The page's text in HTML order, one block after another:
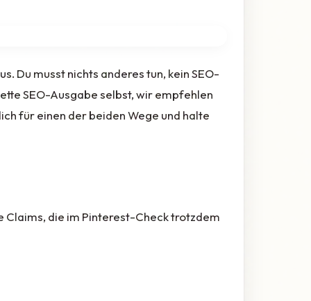
Du musst nichts anderes tun, kein SEO-
SEO-Ausgabe selbst, wir empfehlen
für einen der beiden Wege und halte
Claims, die im Pinterest-Check trotzdem